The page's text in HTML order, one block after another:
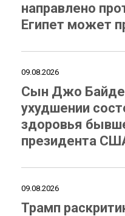
направлено
Египет может
09.08.2026
Сын Джо
ухудшении
здоровья
президента
09.08.2026
Трамп